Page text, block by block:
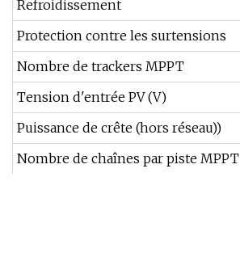
Refroidissement
Protection contre les surtensions
Nombre de trackers MPPT
Tension d'entrée PV (V)
Puissance de crête (hors réseau))
Nombre de chaînes par piste MPPT